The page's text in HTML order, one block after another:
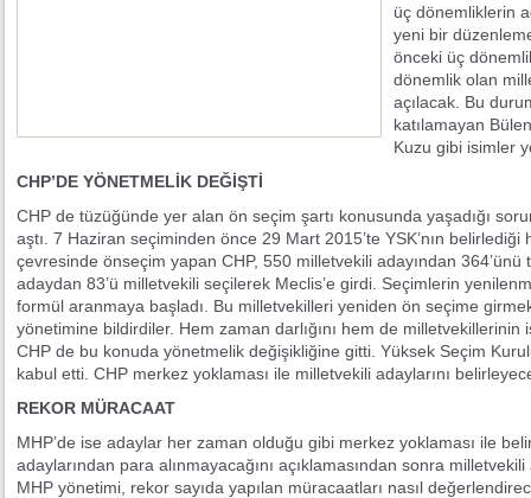
üç dönemliklerin
yeni bir
önceki üç
dönemlik olan
açılacak. Bu
katılamayan
Kuzu gibi isimler
CHP’DE YÖNETMELİK DEĞİŞTİ
CHP de tüzüğünde yer alan ön seçim şartı konusunda yaşadığı
aştı. 7 Haziran seçiminden önce 29 Mart 2015’te YSK’nın
çevresinde önseçim yapan CHP, 550 milletvekili adayından 364’ünü
adaydan 83’ü milletvekili seçilerek Meclis’e girdi. Seçimlerin
formül aranmaya başladı. Bu milletvekilleri yeniden ön seçime
yönetimine bildirdiler. Hem zaman darlığını hem de
CHP de bu konuda yönetmelik değişikliğine gitti. Yüksek Seçim
kabul etti. CHP merkez yoklaması ile milletvekili adaylarını
REKOR MÜRACAAT
MHP’de ise adaylar her zaman olduğu gibi merkez yoklaması ile
adaylarından para alınmayacağını açıklamasından sonra milletvekili
MHP yönetimi, rekor sayıda yapılan müracaatları nasıl